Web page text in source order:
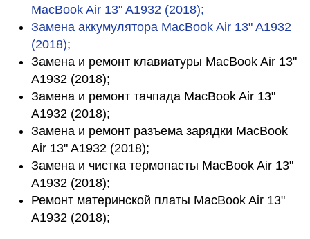
MacBook Air 13" A1932 (2018);
Замена аккумулятора MacBook Air 13" A1932
(2018);
Замена и ремонт клавиатуры MacBook Air 13"
A1932 (2018);
Замена и ремонт тачпада MacBook Air 13"
A1932 (2018);
Замена и ремонт разъема зарядки MacBook
Air 13" A1932 (2018);
Замена и чистка термопасты MacBook Air 13"
A1932 (2018);
Ремонт материнской платы MacBook Air 13"
A1932 (2018);